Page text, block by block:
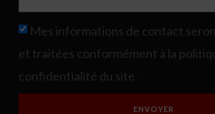
Mes informations de contact
et traitées conformément à la
confidentialité du site.
ENVOYER